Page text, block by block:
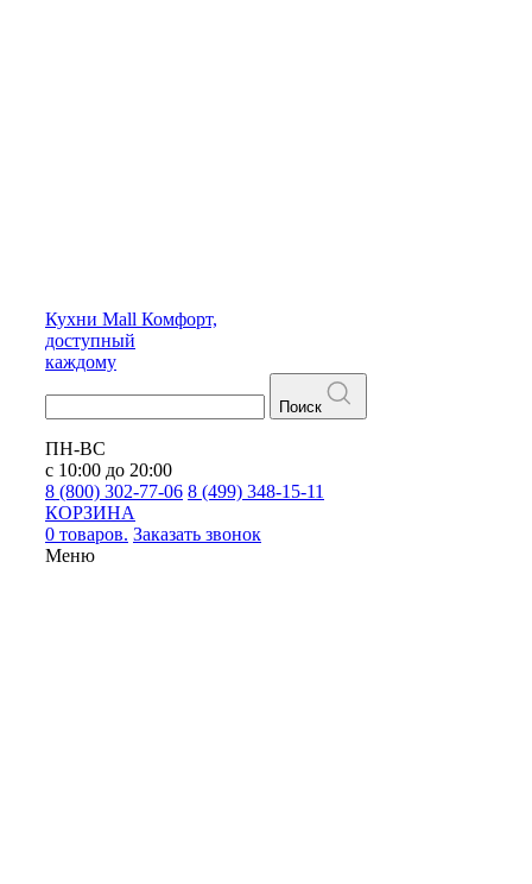
Кухни Mall Комфорт,
доступный
каждому
Поиск
ПН-ВС
с 10:00 до 20:00
8 (800) 302-77-06 8 (499) 348-15-11
КОРЗИНА
0 товаров. Заказать звонок
Меню